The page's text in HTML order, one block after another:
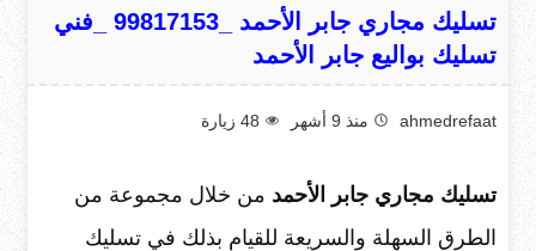
تسليك مجاري جابر الأحمد _99817153 _فني
تسليك بواليع جابر الأحمد
ahmedrefaat منذ 9 أشهر 48 زيارة
تسليك مجاري جابر الأحمد من خلال مجموعة من
الطرق السهلة والسريعة للقيام بذلك في تسليك